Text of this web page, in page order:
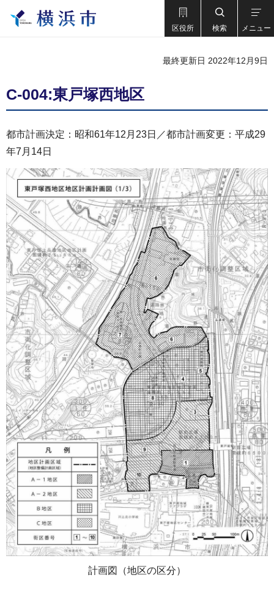
区役所 検索 メニュー
最終更新日 2022年12月9日
C-004:東戸塚西地区
都市計画決定：昭和61年12月23日／都市計画変更：平成29
年7月14日
計画図（地区の区分）